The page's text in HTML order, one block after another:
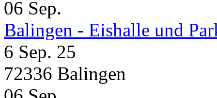
06 Sep.
Balingen - Eishalle und
6 Sep. 25
72336 Balingen